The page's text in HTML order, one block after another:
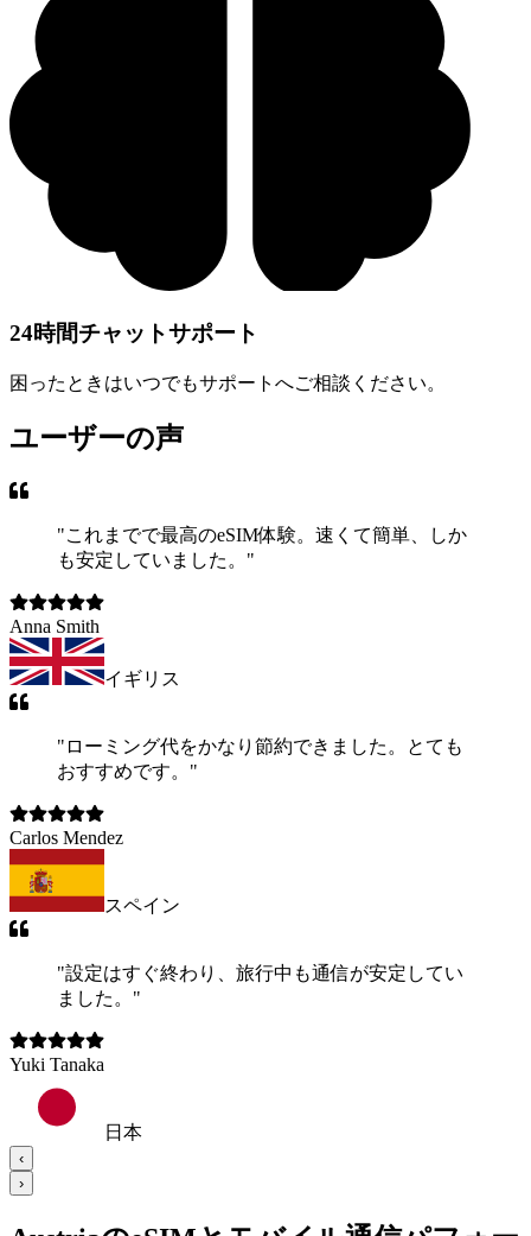
24時間チャットサポート
困ったときはいつでもサポートへご相談ください。
ユーザーの声
"これまでで最高のeSIM体験。速くて簡単、しか
も安定していました。 "
Anna Smith
イギリス
" ローミング代をかなり節約できました。とても
おすすめです。 "
Carlos Mendez
スペイン
"設定はすぐ終わり、旅行中も通信が安定してい
ました。 "
Yuki Tanaka
日本
‹
›